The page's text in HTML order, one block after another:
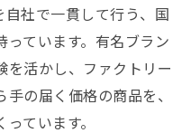
社で一貫して行う、国
っています。有名ブラン
を活かし、ファクトリー
の届く価格の商品を、
ています。